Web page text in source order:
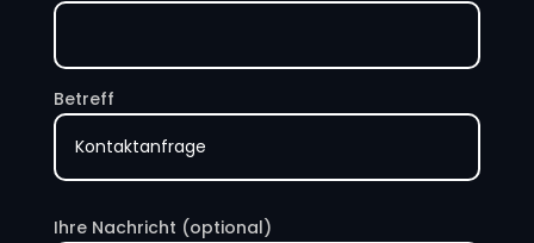
Betreff
Ihre Nachricht (optional)